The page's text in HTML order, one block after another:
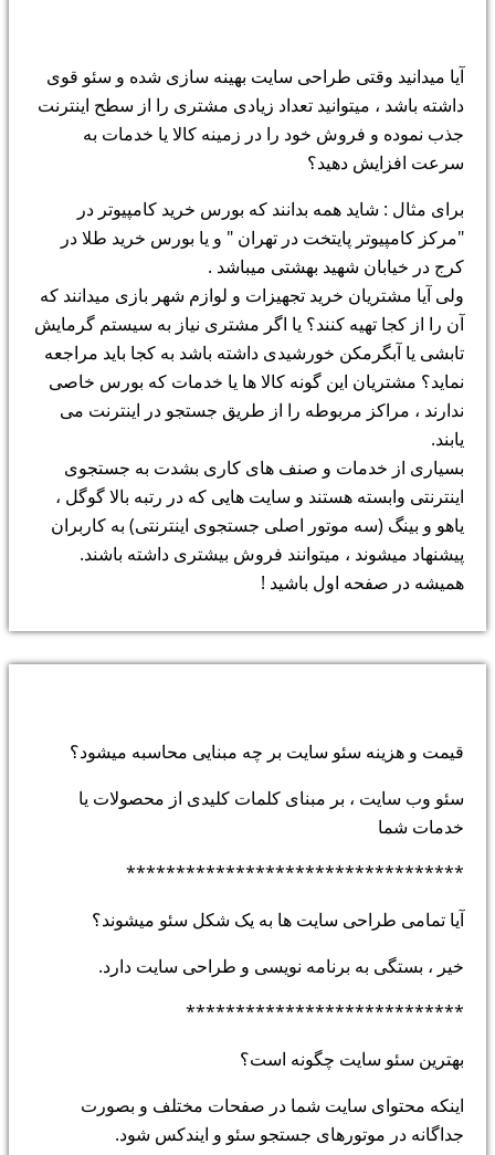
آیا میدانید وقتی طراحی سایت بهینه سازی شده و سئو قوی
داشته باشد ، میتوانید تعداد زیادی مشتری را از سطح اینترنت
جذب نموده و فروش خود را در زمینه کالا یا خدمات به
سرعت افزایش دهید؟
برای مثال : شاید همه بدانند که بورس خرید کامپیوتر در
"مرکز کامپیوتر پایتخت در تهران " و یا بورس خرید طلا در
کرج در خیابان شهید بهشتی میباشد .
ولی آیا مشتریان خرید تجهیزات و لوازم شهر بازی میدانند که
آن را از کجا تهیه کنند؟ یا اگر مشتری نیاز به سیستم گرمایش
تابشی یا آبگرمکن خورشیدی داشته باشد به کجا باید مراجعه
نماید؟ مشتریان این گونه کالا ها یا خدمات که بورس خاصی
ندارند ، مراکز مربوطه را از طریق جستجو در اینترنت می
یابند.
بسیاری از خدمات و صنف های کاری بشدت به جستجوی
اینترنتی وابسته هستند و سایت هایی که در رتبه بالا گوگل ،
یاهو و بینگ (سه موتور اصلی جستجوی اینترنتی) به کاربران
پیشنهاد میشوند ، میتوانند فروش بیشتری داشته باشند.
همیشه در صفحه اول باشید !
قیمت و هزینه سئو سایت بر چه مبنایی محاسبه میشود؟
سئو وب سایت ، بر مبنای کلمات کلیدی از محصولات یا
خدمات شما
**********************************
آیا تمامی طراحی سایت ها به یک شکل سئو میشوند؟
خیر ، بستگی به برنامه نویسی و طراحی سایت دارد.
****************************
بهترین سئو سایت چگونه است؟
اینکه محتوای سایت شما در صفحات مختلف و بصورت
جداگانه در موتورهای جستجو سئو و ایندکس شود.